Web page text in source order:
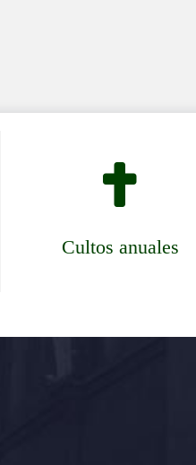

Cultos anuales